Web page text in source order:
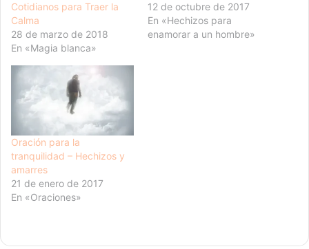
Cotidianos para Traer la
Calma
28 de marzo de 2018
En «Magia blanca»
12 de octubre de 2017
En «Hechizos para
enamorar a un hombre»
Oración para la
tranquilidad – Hechizos y
amarres
21 de enero de 2017
En «Oraciones»